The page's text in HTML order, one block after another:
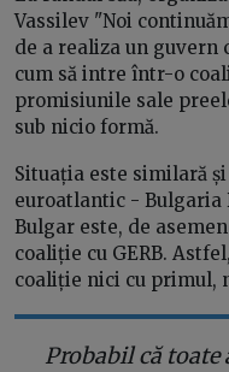
Vassilev "Noi
de a realiza un guvern
cum să intre într-o
promisiunile sale
sub nicio formă.
Situația este similară
euroatlantic - Bulgaria
Bulgar este, de
coaliție cu GERB.
coaliție nici cu primul,
Probabil că toate